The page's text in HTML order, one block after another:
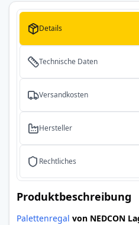
Details
Technische Daten
Versandkosten
Hersteller
Rechtliches
Produktbeschreibung
Palettenregal von NEDCON